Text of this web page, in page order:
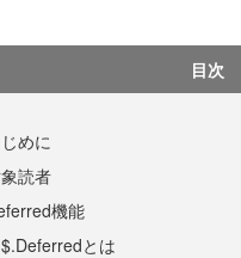
目次
めに
読者
機能
$.Deferredとは